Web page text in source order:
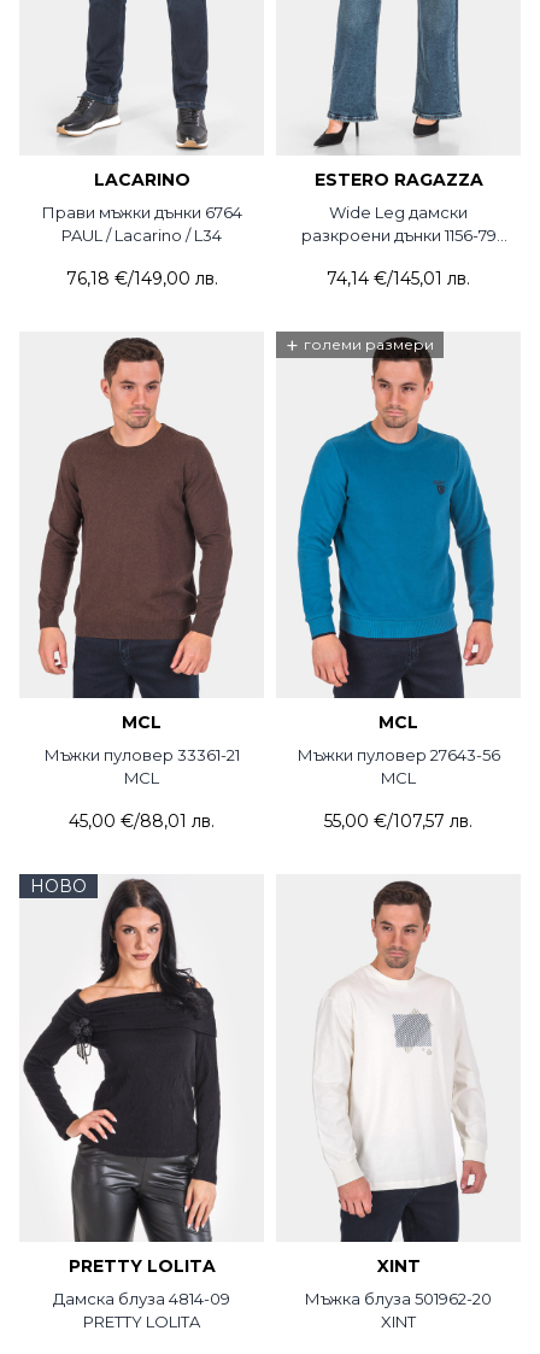
LACARINO
Прави мъжки дънки 6764
PAUL / Lacarino / L34
76,18 €/149,00 лв.
ESTERO RAGAZZA
Wide Leg дамски
разкроени дънки 1156-79
74,14 €/145,01 лв.
MCL
Мъжки пуловер 33361-21
MCL
45,00 €/88,01 лв.
+ големи размери
MCL
Мъжки пуловер 27643-56
MCL
55,00 €/107,57 лв.
НОВО
PRETTY LOLITA
Дамска блуза 4814-09
PRETTY LOLITA
XINT
Мъжка блуза 501962-20
XINT